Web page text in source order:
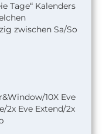
Tage“ Kalenders
zwischen Sa/So
10X Eve
2x Eve Extend/2x